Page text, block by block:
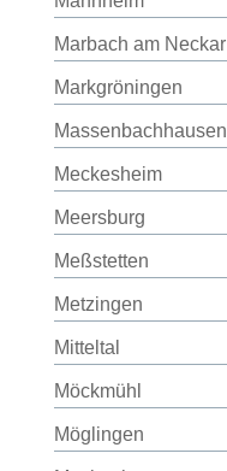
Marbach am Neckar
Markgröningen
Massenbachhausen
Meckesheim
Meersburg
Meßstetten
Metzingen
Mitteltal
Möckmühl
Möglingen